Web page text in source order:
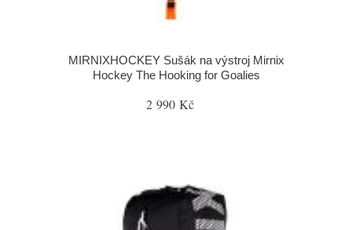
MIRNIXHOCKEY Sušák na výstroj Mirnix
Hockey The Hooking for Goalies
2 990 Kč